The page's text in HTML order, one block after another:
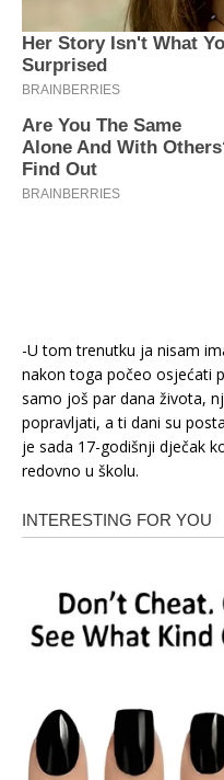
-U tom trenutku ja nisam
nakon toga počeo osjećati
samo još par dana života,
popravljati, a ti dani su
je sada 17-godišnji dječak
redovno u školu.